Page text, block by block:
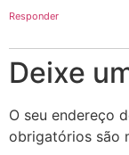
Responder
Deixe
O seu endereço
obrigatórios são